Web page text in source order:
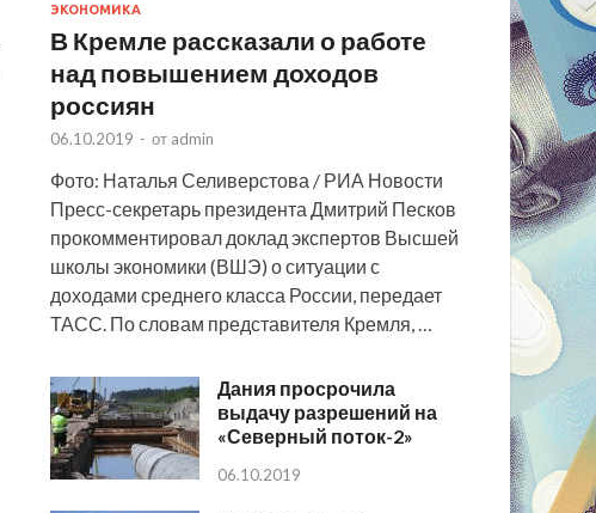
ЭКОНОМИКА
В Кремле рассказали о работе
над повышением доходов
россиян
06.10.2019 - от admin
Фото: Наталья Селиверстова / РИА Новости
Пресс-секретарь президента Дмитрий Песков
прокомментировал доклад экспертов Высшей
школы экономики (ВШЭ) о ситуации с
доходами среднего класса России, передает
ТАСС. По словам представителя Кремля, …
Дания просрочила
выдачу разрешений на
«Северный поток-2»
06.10.2019